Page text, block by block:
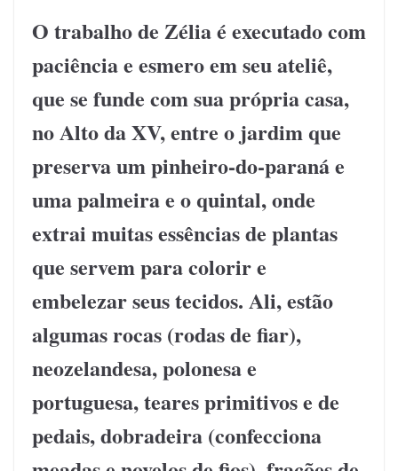
O trabalho de Zélia é executado com
paciência e esmero em seu ateliê,
que se funde com sua própria casa,
no Alto da XV, entre o jardim que
preserva um pinheiro-do-paraná e
uma palmeira e o quintal, onde
extrai muitas essências de plantas
que servem para colorir e
embelezar seus tecidos. Ali, estão
algumas rocas (rodas de fiar),
neozelandesa, polonesa e
portuguesa, teares primitivos e de
pedais, dobradeira (confecciona